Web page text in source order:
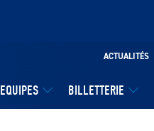
EQUIPES BILLETTERIE
ACTUALITÉS